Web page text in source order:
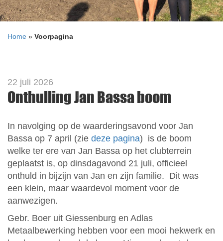
Home » Voorpagina
22 juli 2026
Onthulling Jan Bassa boom
In navolging op de waarderingsavond voor Jan
Bassa op 7 april (zie deze pagina) is de boom
welke ter ere van Jan Bassa op het clubterrein
geplaatst is, op dinsdagavond 21 juli, officieel
onthuld in bijzijn van Jan en zijn familie. Dit was
een klein, maar waardevol moment voor de
aanwezigen.
Gebr. Boer uit Giessenburg en Adlas
Metaalbewerking hebben voor een mooi hekwerk en